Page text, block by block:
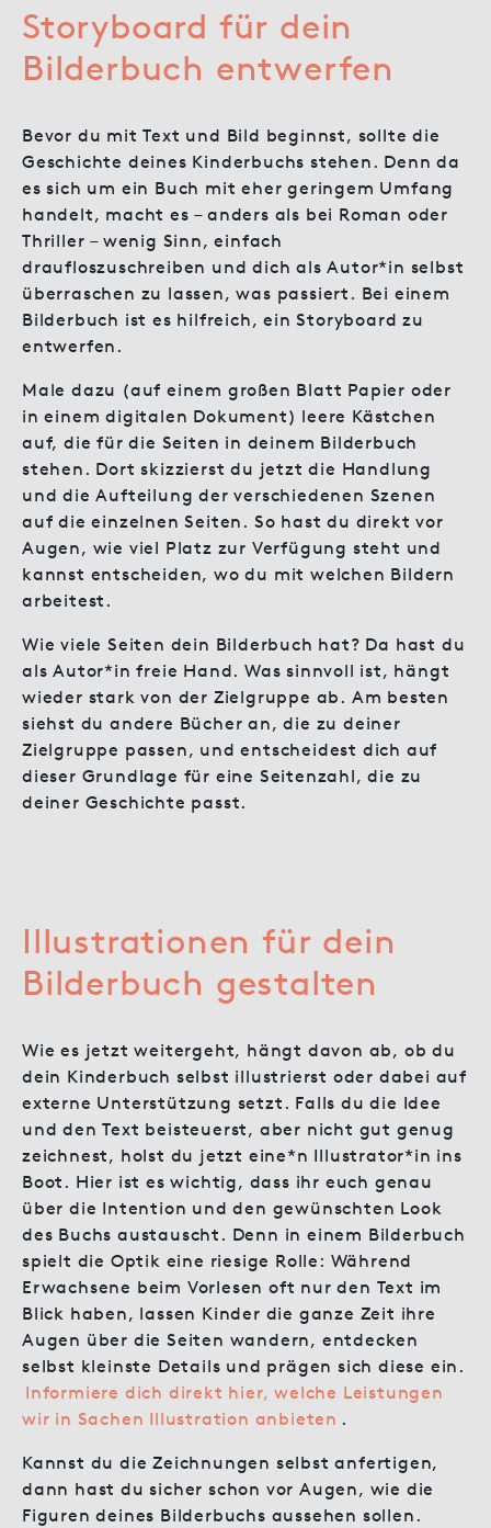
Storyboard für dein
Bilderbuch entwerfen
Bevor du mit Text und Bild beginnst, sollte die
Geschichte deines Kinderbuchs stehen. Denn da
es sich um ein Buch mit eher geringem Umfang
handelt, macht es – anders als bei Roman oder
Thriller – wenig Sinn, einfach
draufloszuschreiben und dich als Autor*in selbst
überraschen zu lassen, was passiert. Bei einem
Bilderbuch ist es hilfreich, ein Storyboard zu
entwerfen.
Male dazu (auf einem großen Blatt Papier oder
in einem digitalen Dokument) leere Kästchen
auf, die für die Seiten in deinem Bilderbuch
stehen. Dort skizzierst du jetzt die Handlung
und die Aufteilung der verschiedenen Szenen
auf die einzelnen Seiten. So hast du direkt vor
Augen, wie viel Platz zur Verfügung steht und
kannst entscheiden, wo du mit welchen Bildern
arbeitest.
Wie viele Seiten dein Bilderbuch hat? Da hast du
als Autor*in freie Hand. Was sinnvoll ist, hängt
wieder stark von der Zielgruppe ab. Am besten
siehst du andere Bücher an, die zu deiner
Zielgruppe passen, und entscheidest dich auf
dieser Grundlage für eine Seitenzahl, die zu
deiner Geschichte passt.
Illustrationen für dein
Bilderbuch gestalten
Wie es jetzt weitergeht, hängt davon ab, ob du
dein Kinderbuch selbst illustrierst oder dabei auf
externe Unterstützung setzt. Falls du die Idee
und den Text beisteuerst, aber nicht gut genug
zeichnest, holst du jetzt eine*n Illustrator*in ins
Boot. Hier ist es wichtig, dass ihr euch genau
über die Intention und den gewünschten Look
des Buchs austauscht. Denn in einem Bilderbuch
spielt die Optik eine riesige Rolle: Während
Erwachsene beim Vorlesen oft nur den Text im
Blick haben, lassen Kinder die ganze Zeit ihre
Augen über die Seiten wandern, entdecken
selbst kleinste Details und prägen sich diese ein.
Informiere dich direkt hier, welche Leistungen
wir in Sachen Illustration anbieten .
Kannst du die Zeichnungen selbst anfertigen,
dann hast du sicher schon vor Augen, wie die
Figuren deines Bilderbuchs aussehen sollen.